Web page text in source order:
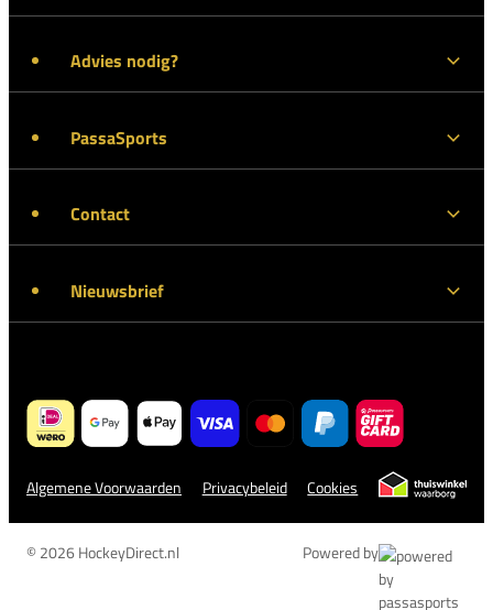
Advies nodig?
PassaSports
Contact
Nieuwsbrief
Algemene Voorwaarden Privacybeleid Cookies
© 2026 HockeyDirect.nl Powered by